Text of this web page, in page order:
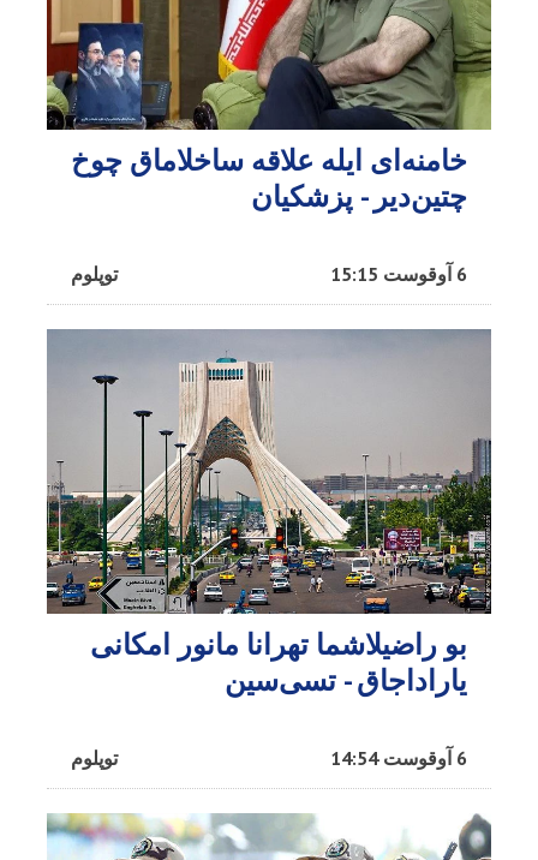
خامنه‌ای ایله علاقه ساخلاماق چوخ
چتین‌دیر - پزشکیان
توپلوم 6 آوقوست 15:15
بو راضیلاشما تهرانا مانور امکانی
یاراداجاق - تسی‌سین
توپلوم 6 آوقوست 14:54